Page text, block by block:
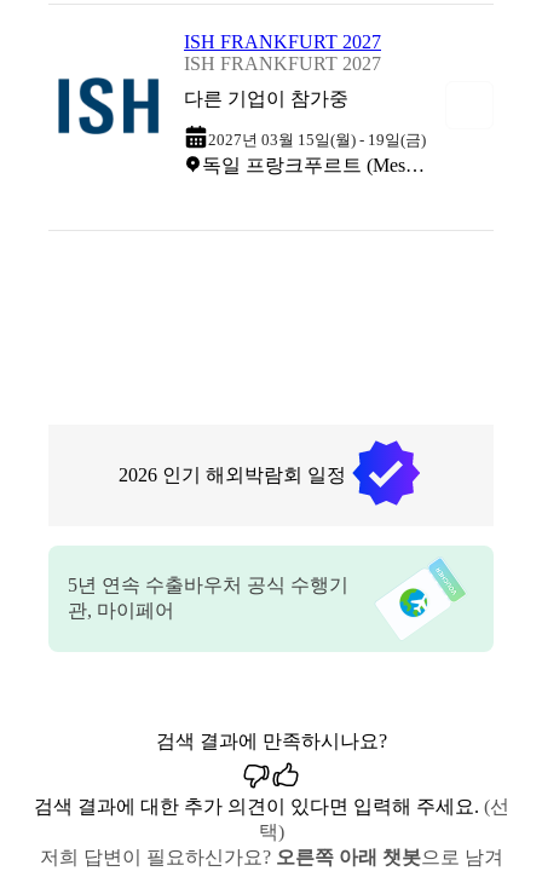
ISH FRANKFURT 2027
ISH FRANKFURT 2027
다른 기업이 참가중
2027년 03월 15일(월) - 19일(금)
독일 프랑크푸르트 (Messe Frankfurt)
2026 인기 해외박람회 일정
5년 연속 수출바우처 공식 수행기
관, 마이페어
검색 결과에 만족하시나요?
검색 결과에 대한 추가 의견이 있다면 입력해 주세요. (선
택)
저희 답변이 필요하신가요? 오른쪽 아래 챗봇으로 남겨